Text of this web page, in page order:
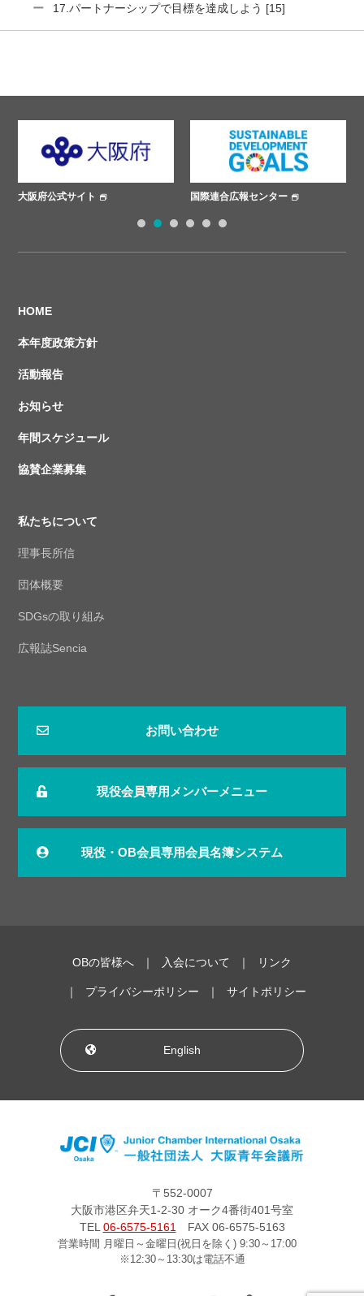
17.パートナーシップで目標を達成しよう [15]
国際連合広報センター ささえあいプロジェクト
HOME
本年度政策方針
活動報告
お知らせ
年間スケジュール
協賛企業募集
私たちについて
理事長所信
団体概要
SDGsの取り組み
広報誌Sencia
お問い合わせ
現役会員専用メンバーメニュー
現役・OB会員専用会員名簿システム
OBの皆様へ 入会について リンク
プライバシーポリシー サイトポリシー
English
〒552-0007
大阪市港区弁天1-2-30 オーク4番街401号室
TEL06-6575-5161FAX 06-6575-5163
営業時間 月曜日～金曜日(祝日を除く) 9:30～17:00
※12:30～13:30は電話不通